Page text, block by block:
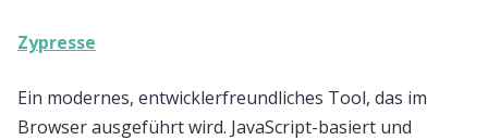
Zypresse
Ein modernes, entwicklerfreundliches Tool, das im
Browser ausgeführt wird. JavaScript-basiert und